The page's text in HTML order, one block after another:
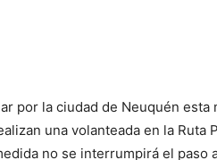
por la ciudad de Neuquén
una volanteada en la Ruta
no se interrumpirá el paso